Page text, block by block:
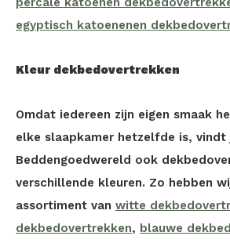
egyptisch katoenenen
Kleur dekbedovertrekken
Omdat iedereen zijn eigen smaak
elke slaapkamer hetzelfde is, vindt
Beddengoedwereld ook
verschillende kleuren. Zo hebben
assortiment van witte
dekbedovertrekken, blauwe